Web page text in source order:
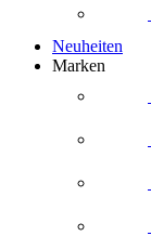
Neuheiten
Marken